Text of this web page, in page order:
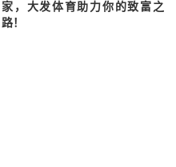
家，大发体育助力你的致富之
路！